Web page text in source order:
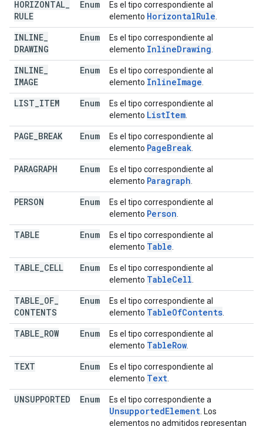
HORIZONTAL
RULE
Enum
Es el tipo correspondiente al
elemento HorizontalRule
INLINE
DRAWING
Enum
Es el tipo correspondiente al
elemento InlineDrawing
INLINE
IMAGE
Enum
Es el tipo correspondiente al
elemento InlineImage
LIST ITEM Enum
Es el tipo correspondiente al
elemento ListItem
PAGE BREAK Enum
Es el tipo correspondiente al
elemento PageBreak
PARAGRAPH Enum
Es el tipo correspondiente al
elemento Paragraph
PERSON Enum
Es el tipo correspondiente al
elemento Person
TABLE Enum
Es el tipo correspondiente al
elemento Table
TABLE CELL Enum
Es el tipo correspondiente al
elemento TableCell
TABLE OF
CONTENTS
Enum
Es el tipo correspondiente al
elemento TableOfContents
TABLE ROW Enum
Es el tipo correspondiente al
elemento TableRow
TEXT Enum
Es el tipo correspondiente al
elemento Text
UNSUPPORTED Enum Es el tipo correspondiente a
UnsupportedElement . Los
elementos no admitidos representan